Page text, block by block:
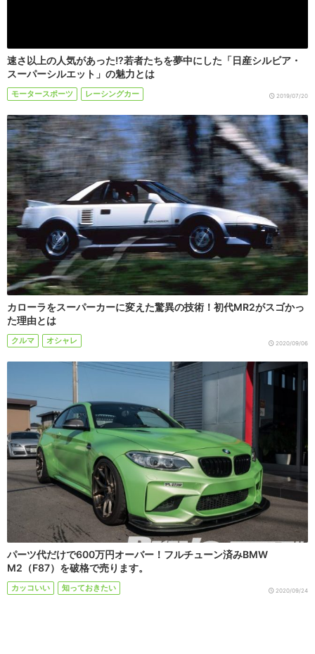
速さ以上の人気があった!?若者たちを夢中にした「日産シルビア・
スーパーシルエット」の魅力とは
モータースポーツ レーシングカー 2019/07/20
カローラをスーパーカーに変えた驚異の技術！初代MR2がスゴかっ
た理由とは
クルマ オシャレ 2020/09/06
パーツ代だけで600万円オーバー！フルチューン済みBMW
M2（F87）を破格で売ります。
カッコいい 知っておきたい 2020/09/24